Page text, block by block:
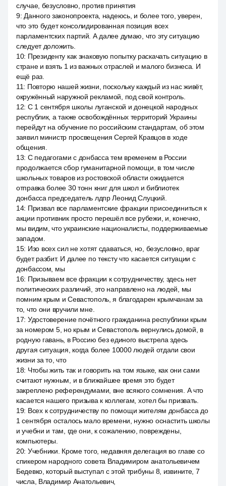
случае, безусловно, против принятия
9: Данного законопроекта, надеюсь, и более того, уверен,
что это будет консолидированная позиция всех
парламентских партий. А далее думаю, что эту ситуацию
следует доложить.
10: Президенту как знаковую попытку раскачать ситуацию в
стране и взять 1 из важных отраслей и малого бизнеса. И
ещё раз.
11: Повторю нашей жизни, поскольку каждый из нас живёт,
окружённый наружной рекламой, под свой контроль.
12: С 1 сентября школы луганской и донецкой народных
республик, а также освобождённых территорий Украины
перейдут на обучение по российским стандартам, об этом
заявил министр просвещения Сергей Кравцов в ходе
общения.
13: С педагогами с донбасса тем временем в России
продолжается сбор гуманитарной помощи, в том числе
школьных товаров из ростовской области ожидается
отправка более 30 тонн книг для школ и библиотек
донбасса председатель лдпр Леонид Слуцкий.
14: Призвал все парламентские фракции присоединиться к
акции противник просто перешёл все рубежи, и, конечно,
мы видим, что украинские националисты, поддерживаемые
западом.
15: Изо всех сил не хотят сдаваться, но, безусловно, враг
будет разбит. И далее по тексту что касается ситуации с
донбассом, мы
16: Призываем все фракции к сотрудничеству, здесь нет
политических различий, это направлено на людей, мы
помним крым и Севастополь, я благодарен крымчанам за
то, что они вручили мне.
17: Удостоверение почётного гражданина республики крым
за номером 5, но крым и Севастополь вернулись домой, в
родную гавань, в Россию без единого выстрела здесь
другая ситуация, когда более 10000 людей отдали свои
жизни за то, что
18: Чтобы жить так и говорить на том языке, как они сами
считают нужным, и в ближайшее время это будет
закреплено референдумами, вне всякого сомнения. А что
касается нашего призыва к коллегам, хотел бы призвать.
19: Всех к сотрудничеству по помощи жителям донбасса до
1 сентября осталось мало времени, нужно оснастить школы
и учебни и там, где они, к сожалению, повреждены,
компьютеры.
20: Учебники. Кроме того, недавняя делегация во главе со
спикером народного совета Владимиром анатольевичем
Бедевко, который выступал с этой трибуны 8, извините, 7
числа, Владимир Анатольевич,